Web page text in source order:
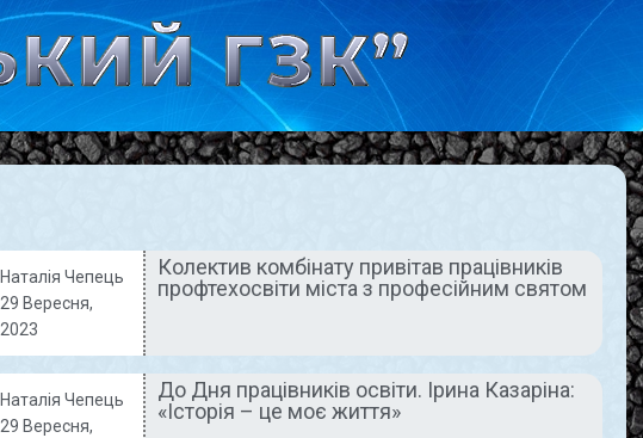
Наталія Чепець
29 Вересня,
2023
Колектив комбінату привітав працівників
профтехосвіти міста з професійним святом
Наталія Чепець
29 Вересня,
До Дня працівників освіти. Ірина Казаріна:
«Історія – це моє життя»
ГЕРОЇ НАШОГО ЧАСУ НОВИНИ